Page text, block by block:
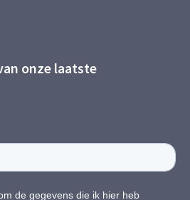
onze laatste